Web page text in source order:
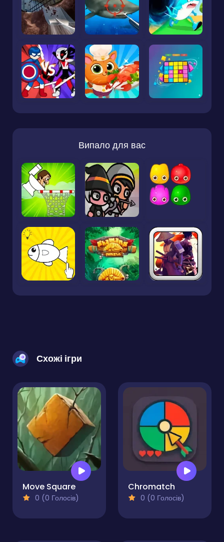
Випало для вас
Схожі ігри
Move Square
0 (0 Голосів)
Chromatch
0 (0 Голосів)